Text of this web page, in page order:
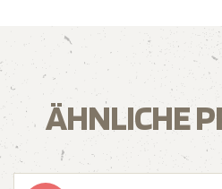
ÄHNLICHE